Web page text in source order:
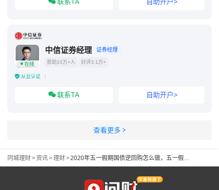
在线
中信证券经理 证券经理
帮助10万+人 好评3.1万+
从业认证
联系TA 自助开户>
查看更多
同城理财>资讯>理财> 2020年五一假期国债逆回购怎么做，五一假期理财小攻略奉上